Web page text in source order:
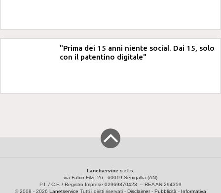
"Prima dei 15 anni niente social. Dai 15, solo
con il patentino digitale"
Lanetservice s.r.l.s.
via Fabio Filzi, 26 - 60019 Senigallia (AN)
P.I. / C.F. / Registro Imprese 02969870423 – REA AN 294359
© 2008 - 2026 Lanetservice Tutti i diritti riservati - Disclaimer- Pubblicità - Informativa